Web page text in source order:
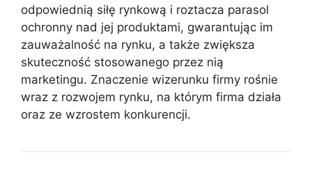
odpowiednią siłę rynkową i roztacza parasol
ochronny nad jej produktami, gwarantując im
zauważalność na rynku, a także zwiększa
skuteczność stosowanego przez nią
marketingu. Znaczenie wizerunku firmy rośnie
wraz z rozwojem rynku, na którym firma działa
oraz ze wzrostem konkurencji.